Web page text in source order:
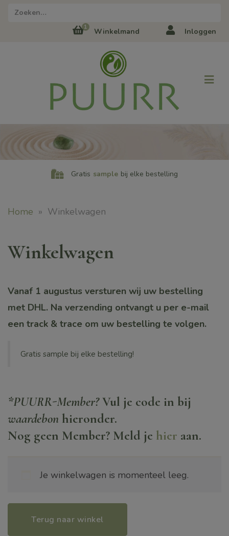
1 Winkelmand Inloggen
Gratis sample bij elke bestelling
Home » Winkelwagen
Winkelwagen
Vanaf 1 augustus versturen wij uw bestelling
met DHL. Na verzending ontvangt u per e-mail
een track & trace om uw bestelling te volgen.
Gratis sample bij elke bestelling!
*PUURR-Member?Vul je code in bij
waardebon hieronder.
Nog geen Member? Meld je hier aan.
Je winkelwagen is momenteel leeg.
Terug naar winkel